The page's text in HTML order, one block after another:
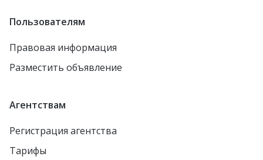
Пользователям
Правовая информация
Разместить объявление
Агентствам
Регистрация агентства
Тарифы